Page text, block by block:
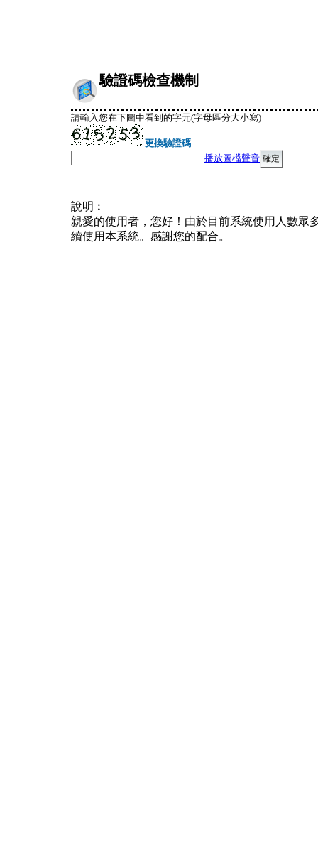
驗證碼檢查機制
請輸入您在下圖中看到的字元(字母區分大小寫)
更換驗證碼
播放圖檔聲音
說明︰
親愛的使用者，您好！由於目前系統使用人數眾
續使用本系統。感謝您的配合。